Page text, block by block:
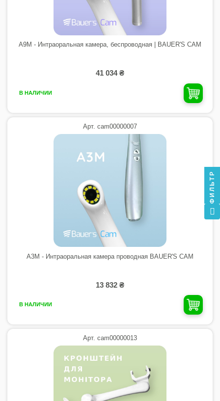
A9M - Интраоральная камера, беспроводная | BAUER'S CAM
41 034 ₴
В НАЛИЧИИ
Арт. cam00000007
A3M - Интраоральная камера проводная BAUER'S CAM
13 832 ₴
В НАЛИЧИИ
Арт. cam00000013
ФИЛЬТР